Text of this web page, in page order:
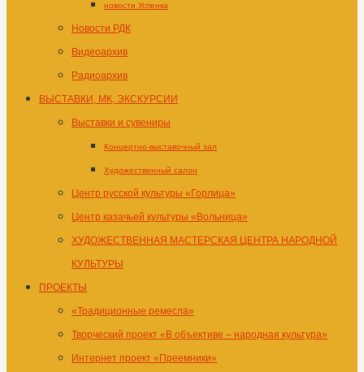
новости Успенка
Новости РДК
Видеоархив
Радиоархив
ВЫСТАВКИ, МК, ЭКСКУРСИИ
Выставки и сувениры
Концертно-выставочный зал
Художественный салон
Центр русской культуры «Горлица»
Центр казачьей культуры «Вольница»
ХУДОЖЕСТВЕННАЯ МАСТЕРСКАЯ ЦЕНТРА НАРОДНОЙ
КУЛЬТУРЫ
ПРОЕКТЫ
«Традиционные ремесла»
Творческий проект «В объективе – народная культура»
Интернет проект «Преемники»